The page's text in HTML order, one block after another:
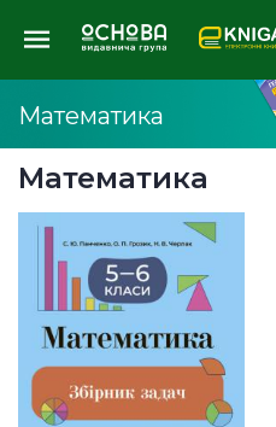
Математика
Математика